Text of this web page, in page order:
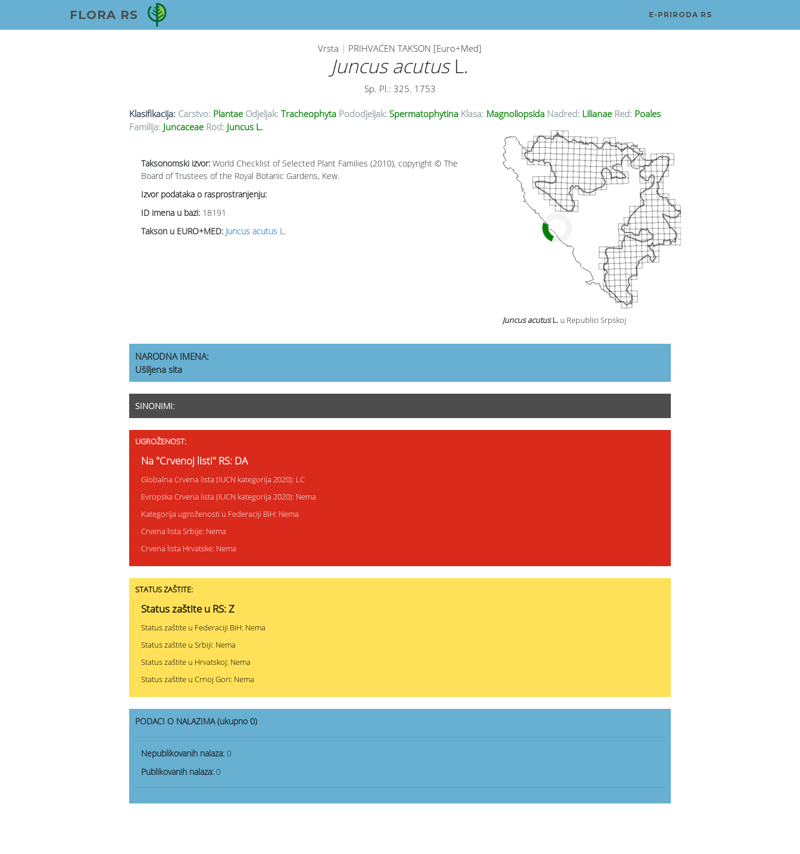
FLORA RS E-PRIRODA RS
Vrsta | PRIHVAĆEN TAKSON [Euro+Med]
Juncus acutusL.
Sp. Pl.: 325. 1753
Klasifikacija: Carstvo: Plantae Odjeljak: Tracheophyta Pododjeljak: Spermatophytina Klasa: Magnoliopsida Nadred: Lilianae Red: Poales
Familija: Juncaceae Rod: Juncus L.
Taksonomski izvor: World Checklist of Selected Plant Families (2010), copyright © The
Board of Trustees of the Royal Botanic Gardens, Kew.
Izvor podataka o rasprostranjenju:
ID imena u bazi: 18191
Takson u EURO+MED: Juncus acutus L.
Juncus acutusL. u Republici Srpskoj
NARODNA IMENA:
Ušiljena sita
SINONIMI:
UGROŽENOST:
Na "Crvenoj listi" RS: DA
Globalna Crvena lista (IUCN kategorija 2020): LC
Evropska Crvena lista (IUCN kategorija 2020): Nema
Kategorija ugroženosti u Federaciji BiH: Nema
Crvena lista Srbije: Nema
Crvena lista Hrvatske: Nema
STATUS ZAŠTITE:
Status zaštite u RS: Z
Status zaštite u Federaciji BiH: Nema
Status zaštite u Srbiji: Nema
Status zaštite u Hrvatskoj: Nema
Status zaštite u Crnoj Gori: Nema
PODACI O NALAZIMA (ukupno 0)
Nepublikovanih nalaza: 0
Publikovanih nalaza: 0